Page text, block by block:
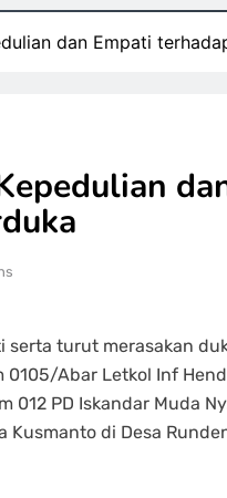
dan Empati
turut merasakan
Abar Letkol Inf
012 PD Iskandar Muda
di Desa